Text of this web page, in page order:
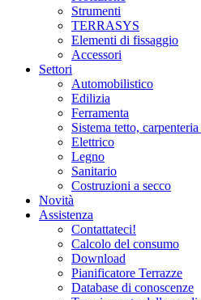
Strumenti
TERRASYS
Elementi di fissaggio
Accessori
Settori
Automobilistico
Edilizia
Ferramenta
Sistema tetto,
Elettrico
Legno
Sanitario
Costruzioni a secco
Novità
Assistenza
Contattateci!
Calcolo del consumo
Download
Pianificatore Terrazze
Database di conoscenze